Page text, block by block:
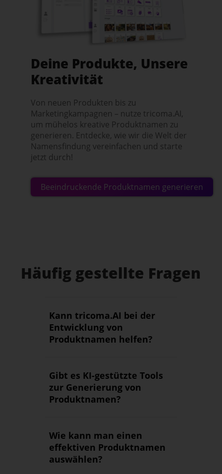
Deine Produkte, Unsere
Kreativität
Von neuen Produkten bis zu
Marketingkampagnen – nutze tricoma.AI,
um mühelos kreative Produktnamen zu
generieren. Entdecke, wie wir die Welt der
Namensfindung vereinfachen und starte
jetzt durch!
Beeindruckende Produktnamen generieren
Häufig gestellte Fragen
Kann tricoma.AI bei der
Entwicklung von
Produktnamen helfen?
Gibt es KI-gestützte Tools
zur Generierung von
Produktnamen?
Wie kann man einen
effektiven Produktnamen
auswählen?